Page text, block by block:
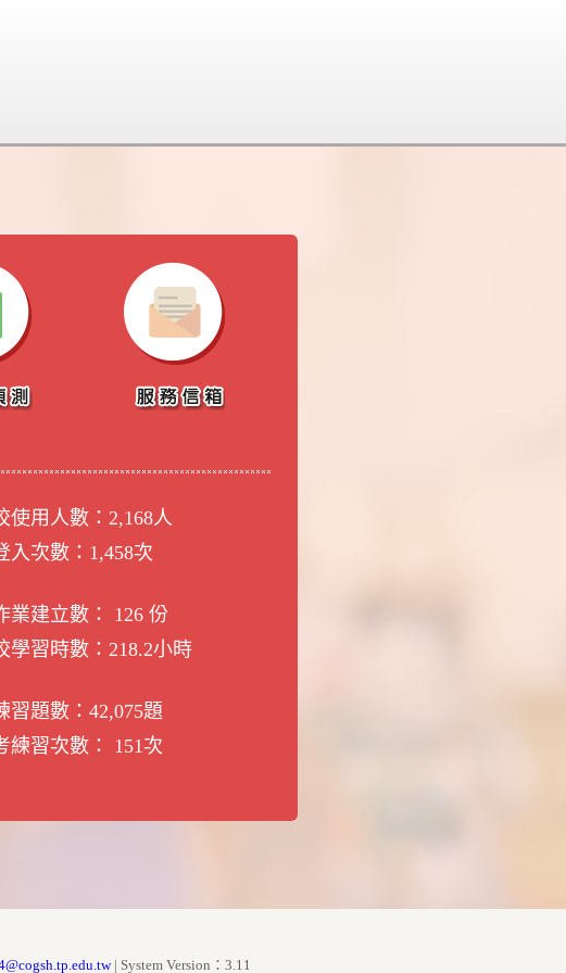
使用人數：2,168人
入次數： 1,458次
業建立數： 126 份
學習時數：218.2小時
習題數：42,075題
練習次數：
151次
| System Version：3.11